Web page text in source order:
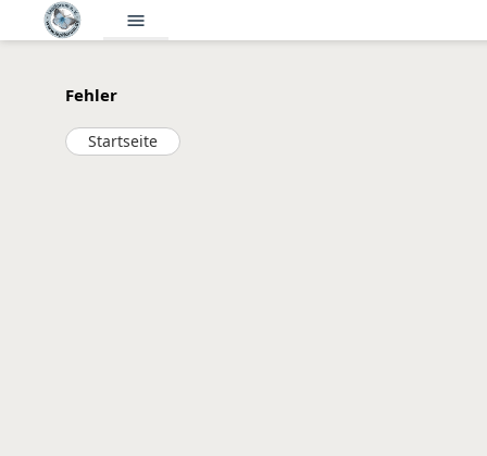
menu
Fehler
Startseite